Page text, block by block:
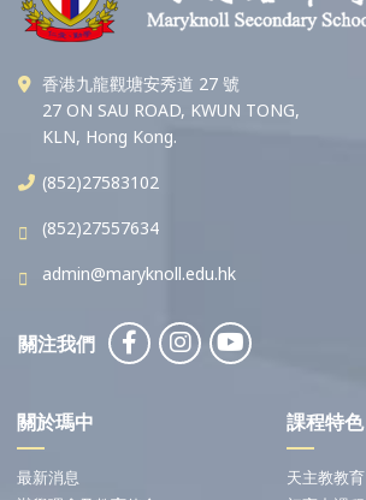
香港九龍觀塘安秀道 27 號
27 ON SAU ROAD, KWUN TONG,
KLN, Hong Kong.
(852)27583102
(852)27557634
admin@maryknoll.edu.hk
關注我們
關於瑪中
最新消息
課程特色
天主教教育